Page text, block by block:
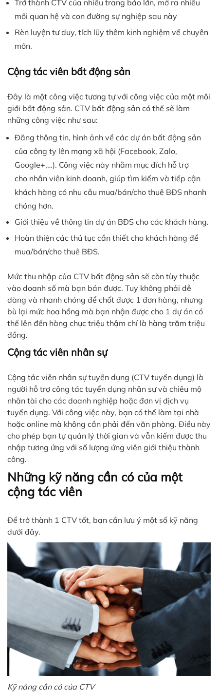
Trở thành CTV của nhiều trang báo lớn, mở ra nhiều
mối quan hệ và con đường sự nghiệp sau này
Rèn luyện tư duy, tích lũy thêm kinh nghiệm về chuyên
môn.
Cộng tác viên bất động sản
Đây là một công việc tương tự với công việc của một môi
giới bất động sản. CTV bất động sản có thể sẽ làm
những công việc như sau:
Đăng thông tin, hình ảnh về các dự án bất động sản
của công ty lên mạng xã hội (Facebook, Zalo,
Google+,…). Công việc này nhằm mục đích hỗ trợ
cho nhân viên kinh doanh, giúp tìm kiếm và tiếp cận
khách hàng có nhu cầu mua/bán/cho thuê BĐS nhanh
chóng hơn.
Giới thiệu về thông tin dự án BĐS cho các khách hàng.
Hoàn thiện các thủ tục cần thiết cho khách hàng để
mua/bán/cho thuê BĐS.
Mức thu nhập của CTV bất động sản sẽ còn tùy thuộc
vào doanh số mà bạn bán được. Tuy không phải dễ
dàng và nhanh chóng để chốt được 1 đơn hàng, nhưng
bù lại mức hoa hồng mà bạn nhận được cho 1 dự án có
thể lên đến hàng chục triệu thậm chí là hàng trăm triệu
đồng.
Cộng tác viên nhân sự
Cộng tác viên nhân sự tuyển dụng (CTV tuyển dụng) là
người hỗ trợ công tác tuyển dụng nhân sự và chiêu mộ
nhân tài cho các doanh nghiệp hoặc đơn vị dịch vụ
tuyển dụng. Với công việc này, bạn có thể làm tại nhà
hoặc online mà không cần phải đến văn phòng. Điều này
cho phép bạn tự quản lý thời gian và vẫn kiếm được thu
nhập tương ứng với số lượng ứng viên giới thiệu thành
công.
Những kỹ năng cần có của một
cộng tác viên
Để trở thành 1 CTV tốt, bạn cần lưu ý một số kỹ năng
dưới đây.
Kỹ năng cần có của CTV